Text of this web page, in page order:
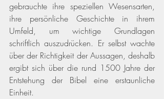
gebrauchte ihre speziellen Wesensarten,
ihre persönliche Geschichte in ihrem
Umfeld, um wichtige Grundlagen
schriftlich auszudrücken. Er selbst wachte
über der Richtigkeit der Aussagen, deshalb
ergibt sich über die rund 1500 Jahre der
Entstehung der Bibel eine erstaunliche
Einheit.